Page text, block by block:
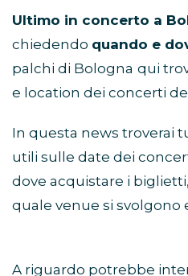
Ultimo in concerto a
chiedendo quando e
palchi di Bologna qui
e location dei concerti
In questa news troverai
utili sulle date dei
dove acquistare i
quale venue si svolgono
A riguardo potrebbe